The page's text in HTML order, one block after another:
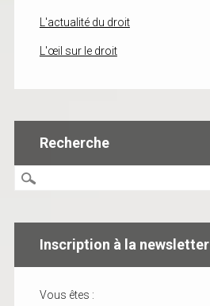
L'actualité du droit
L'œil sur le droit
Recherche
Inscription à la newsletter
Vous êtes :